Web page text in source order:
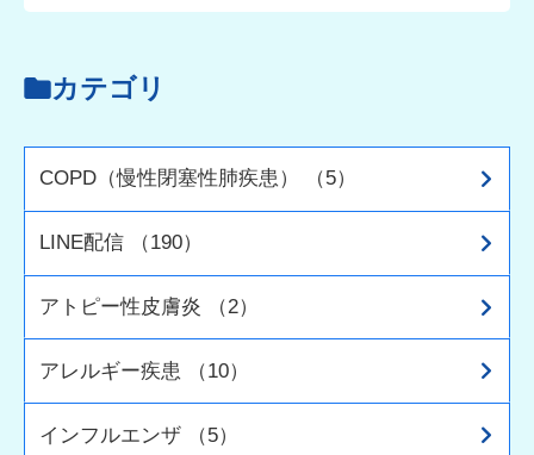
カテゴリ
COPD（慢性閉塞性肺疾患） （5）
LINE配信 （190）
アトピー性皮膚炎 （2）
アレルギー疾患 （10）
インフルエンザ （5）